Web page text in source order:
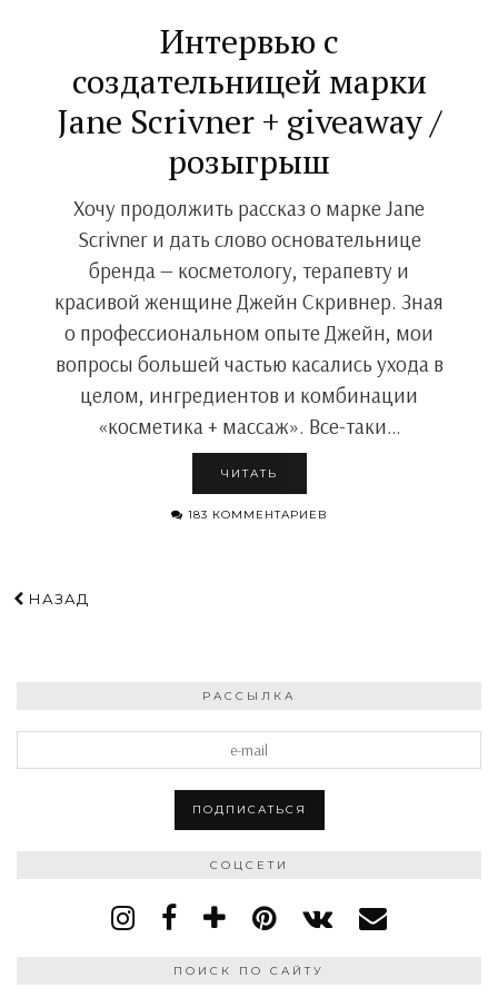
Интервью с
создательницей марки
Jane Scrivner + giveaway /
розыгрыш
Хочу продолжить рассказ о марке Jane
Scrivner и дать слово основательнице
бренда — косметологу, терапевту и
красивой женщине Джейн Скривнер. Зная
о профессиональном опыте Джейн, мои
вопросы большей частью касались ухода в
целом, ингредиентов и комбинации
«косметика + массаж». Все-таки…
ЧИТАТЬ
183 КОММЕНТАРИЕВ
НАЗАД
РАССЫЛКА
СОЦСЕТИ
ПОИСК ПО САЙТУ